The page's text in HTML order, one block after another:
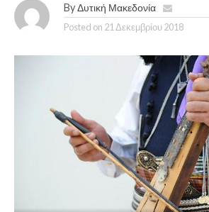
By Δυτική Μακεδονία
Posted on 21 Δεκεμβρίου 2018